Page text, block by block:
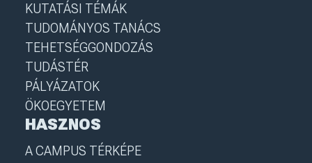
KUTATÁSI TÉMÁK
TUDOMÁNYOS TANÁCS
TEHETSÉGGONDOZÁS
TUDÁSTÉR
PÁLYÁZATOK
ÖKOEGYETEM
HASZNOS
A CAMPUS TÉRKÉPE